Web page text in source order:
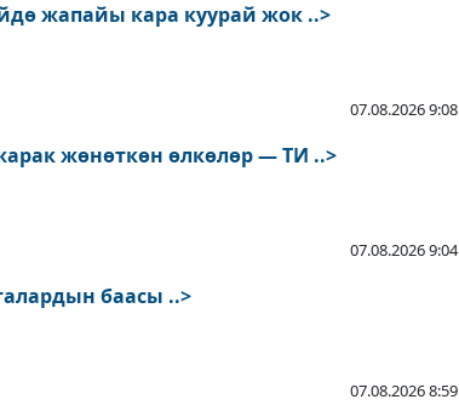
«Кара куурай» рейди: Чүйдө жапайы кара куурай жок ..>
07.08.2026 9:08
жөнөткөн өлкөлөр — ТИ ..>
07.08.2026 9:04
баасы ..>
07.08.2026 8:59